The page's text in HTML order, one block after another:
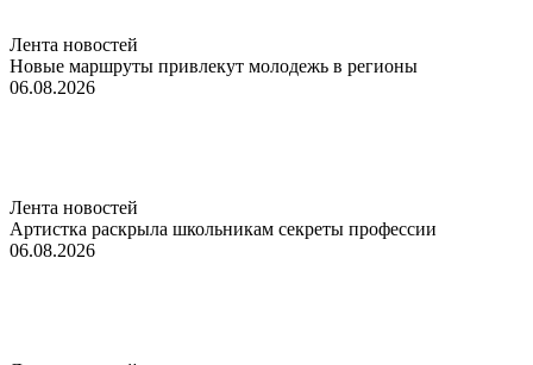
Лента новостей
Новые маршруты привлекут молодежь в регионы
06.08.2026
Лента новостей
Артистка раскрыла школьникам секреты профессии
06.08.2026